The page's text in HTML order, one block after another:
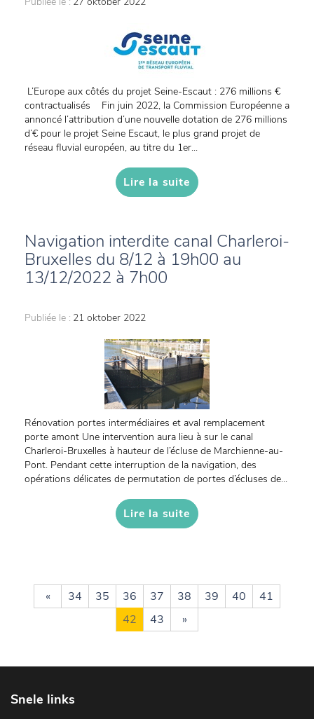
L’Europe aux côtés du projet Seine-Escaut : 276 millions €
contractualisés Fin juin 2022, la Commission Européenne a
annoncé l’attribution d’une nouvelle dotation de 276 millions
d’€ pour le projet Seine Escaut, le plus grand projet de
réseau fluvial européen, au titre du 1er...
Lire la suite
Navigation interdite canal Charleroi-
Bruxelles du 8/12 à 19h00 au
13/12/2022 à 7h00
Publiée le : 21 oktober 2022
Rénovation portes intermédiaires et aval remplacement
porte amont Une intervention aura lieu à sur le canal
Charleroi-Bruxelles à hauteur de l’écluse de Marchienne-au-
Pont. Pendant cette interruption de la navigation, des
opérations délicates de permutation de portes d’écluses de...
Lire la suite
« 34 35 36 37 38 39 40
41
42
43 »
Snele links